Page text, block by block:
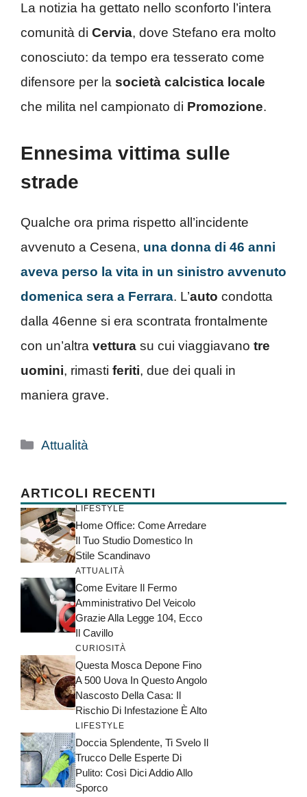
La notizia ha gettato nello sconforto l’intera
comunità di Cervia, dove Stefano era molto
conosciuto: da tempo era tesserato come
difensore per la società calcistica locale
che milita nel campionato di Promozione.
Ennesima vittima sulle
strade
Qualche ora prima rispetto all’incidente
avvenuto a Cesena, una donna di 46 anni
aveva perso la vita in un sinistro avvenuto
domenica sera a Ferrara. L’auto condotta
dalla 46enne si era scontrata frontalmente
con un’altra vettura su cui viaggiavano tre
uomini, rimasti feriti, due dei quali in
maniera grave.
Categorie
Attualità
ARTICOLI RECENTI
LIFESTYLE
Home Office: Come Arredare
Il Tuo Studio Domestico In
Stile Scandinavo
ATTUALITÀ
Come Evitare Il Fermo
Amministrativo Del Veicolo
Grazie Alla Legge 104, Ecco
Il Cavillo
CURIOSITÀ
Questa Mosca Depone Fino
A 500 Uova In Questo Angolo
Nascosto Della Casa: Il
Rischio Di Infestazione È Alto
LIFESTYLE
Doccia Splendente, Ti Svelo Il
Trucco Delle Esperte Di
Pulito: Così Dici Addio Allo
Sporco